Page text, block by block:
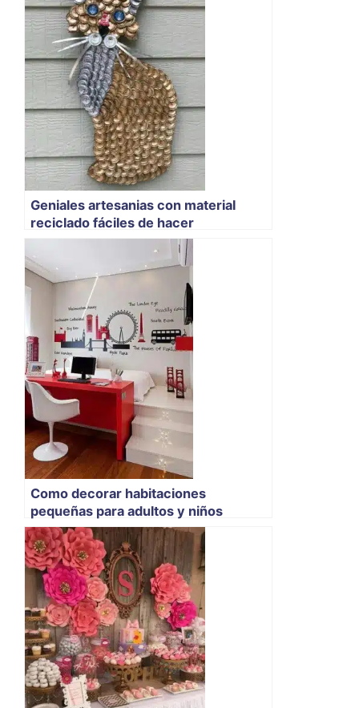
Geniales artesanias con material
reciclado fáciles de hacer
Como decorar habitaciones
pequeñas para adultos y niños